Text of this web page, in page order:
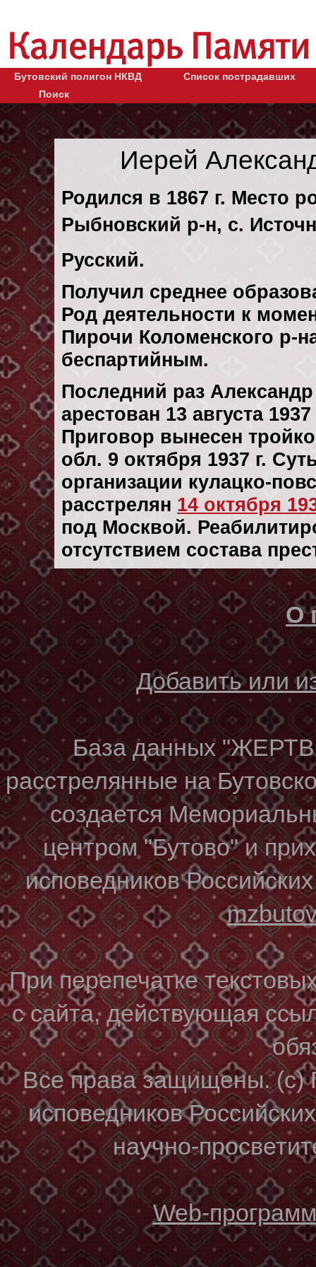
Бутовский полигон НКВД
Список пострадавших
Поиск
Иерей
Родился в 1867 г. Место
Рыбновский р-н, с.
Русский.
Получил среднее
Род деятельности к
Пирочи Коломенского р-
беспартийным.
Последний раз
арестован 13 августа 1937
Приговор вынесен
обл. 9 октября 1937 г.
организации кулацко-
расстрелян 14 октября
под Москвой.
отсутствием состава
О
Добавить или
База данных
расстрелянные на
создается
центром "Бутово" и
исповедников
При перепечатке
с сайта, действующая
Все права защищены. (с)
исповедников
научно-
Web-